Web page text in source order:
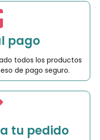
pago
todos los productos
de pago seguro.
tu pedido